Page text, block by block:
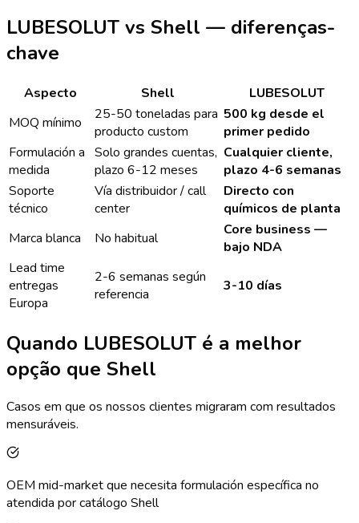
LUBESOLUT vs Shell — diferenças-
chave
Aspecto Shell
LUBESOLUT
MOQ mínimo
25-50 toneladas para
producto custom
500 kg desde el
primer pedido
Formulación a
medida
Solo grandes cuentas,
plazo 6-12 meses
Cualquier cliente,
plazo 4-6 semanas
Soporte
técnico
Vía distribuidor / call
center
Directo con
químicos de planta
Marca blanca
No habitual
Core business —
bajo NDA
Lead time
entregas
Europa
2-6 semanas según
referencia
3-10 días
Quando LUBESOLUT é a melhor
opção que Shell
Casos em que os nossos clientes migraram com resultados
mensuráveis.
OEM mid-market que necesita formulación específica no
atendida por catálogo Shell